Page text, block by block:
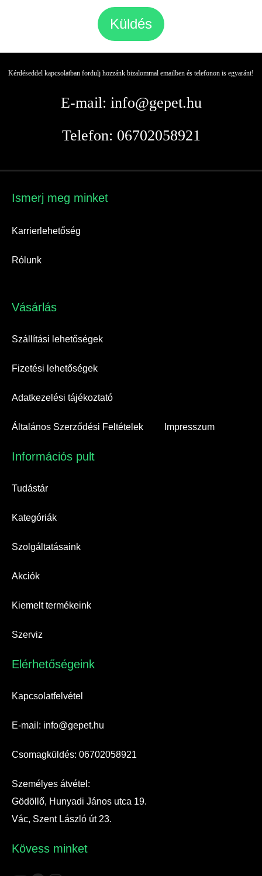
Küldés
Kérdéseddel kapcsolatban fordulj hozzánk bizalommal emailben és telefonon is egyaránt!
E-mail: info@gepet.hu
Telefon: 06702058921
Ismerj meg minket​
Karrierlehetőség
Rólunk
Vásárlás​
Szállítási lehetőségek
Fizetési lehetőségek
Adatkezelési tájékoztató
Általános Szerződési Feltételek Impresszum
Információs pult​
Tudástár
Kategóriák
Szolgáltatásaink
Akciók
Kiemelt termékeink
Szerviz
Elérhetőségeink​
Kapcsolatfelvétel
E-mail: info@gepet.hu
Csomagküldés: 06702058921
Személyes átvétel:
Gödöllő, Hunyadi János utca 19.
Vác, Szent László út 23.
Kövess minket